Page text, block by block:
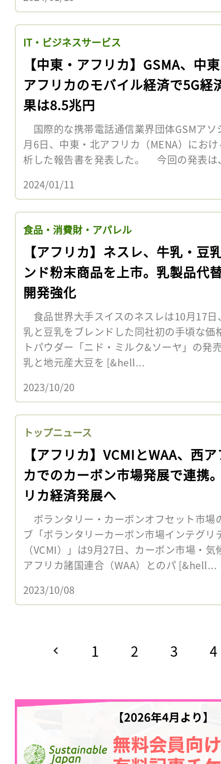
IT・ビジネスサービス
【中東・アフリカ】GSMA、中
アフリカのモバイル経済で5G経
果は8.5兆円
国際的な携帯電話通信業界団体GSMアソ
月6日、中東・北アフリカ（MENA）にお
析した報告書を発表した。 今回の発表は
2024/01/11
食品・消費財・アパレル
【アフリカ】ネスレ、牛乳・豆
ンド粉末商品を上市。乳製品代
開発強化
食品世界大手スイスのネスレは10月17
乳と豆乳をブレンドした同社初の手頃な
トパウダー「ニド・ミルク&ソーヤ」の発
乳と地元産大豆を [&hell...
2023/10/20
トップニュース
【アフリカ】VCMIとWAA、西
カでのカーボン市場発展で連携
リカ経済発展へ
ボランタリー・カーボンオフセット市場
ブ「ボランタリーカーボン市場インテグリ
（VCMI）」は9月27日、カーボン市場・
アフリカ諸国連合（WAA）とのパ [&hell...
2023/10/08
1 2 3 4